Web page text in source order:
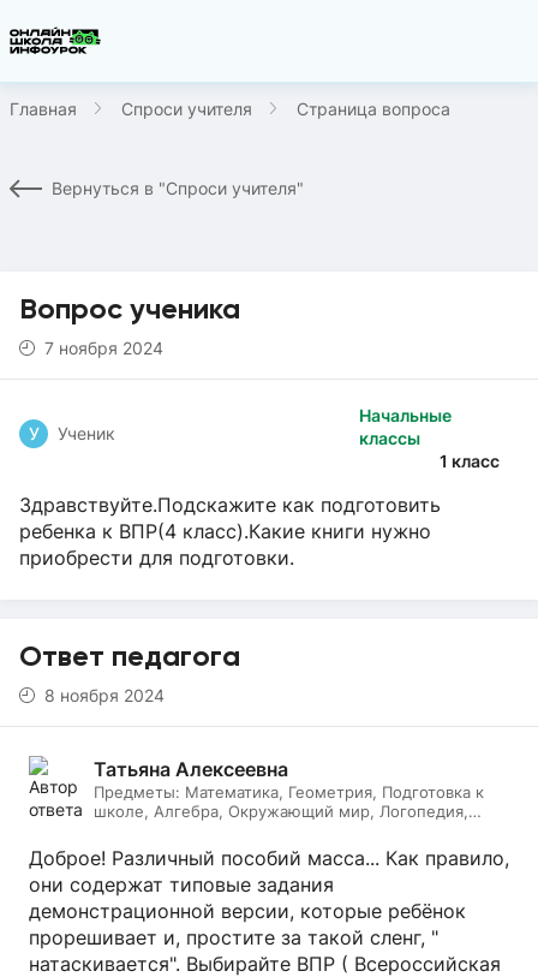
Главная Спроси учителя Страница вопроса
Вернуться в "Спроси учителя"
Вопрос ученика
7 ноября 2024
Начальные
классы
1 класс
У Ученик
Здравствуйте.Подскажите как подготовить
ребенка к ВПР(4 класс).Какие книги нужно
приобрести для подготовки.
Ответ педагога
8 ноября 2024
Татьяна Алексеевна
Предметы: Математика, Геометрия, Подготовка к
школе, Алгебра, Окружающий мир, Логопедия,
чтение, Русский язык
Доброе! Различный пособий масса... Как правило,
они содержат типовые задания
демонстрационной версии, которые ребёнок
прорешивает и, простите за такой сленг, "
натаскивается". Выбирайте ВПР ( Всероссийская